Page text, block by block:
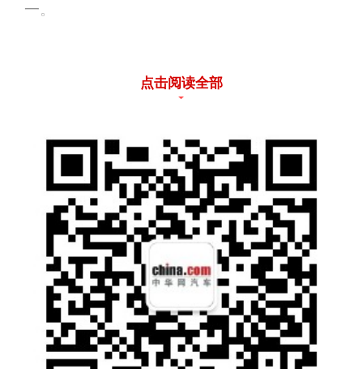
一。
客车产品，与客户和社会共同发展成长。1991
是世界上第一辆混合动力商用车。近30年来，
公司不断推动电动汽车技术创新，先后推出了
轻型电动客车和中型插电式混合动力客车。日
野的重型卡车配备了最新的第6代混合动力系
统，兼顾了柴油卡车的便利性，同时将燃油效
率提高了约15%（相比较于普通柴油卡车，数
据来源于日野内部研究）。日野以卓越的产品
平衡了环境友好性和产品实用性，助力客户的
点击阅读全部